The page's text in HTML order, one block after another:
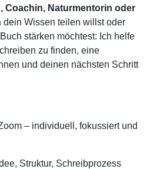
Coachin, Naturmentorin oder
dein Wissen teilen willst oder
stärken möchtest: Ich helfe
zu finden, eine
und deinen nächsten Schritt
– individuell, fokussiert und
Struktur, Schreibprozess